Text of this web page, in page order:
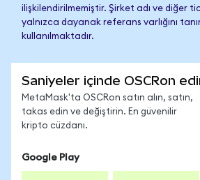
ilişkilendirilmemiştir. Şirket adı ve diğer
yalnızca dayanak referans varlığını
kullanılmaktadır.
Saniyeler içinde OSCRon
MetaMask'ta OSCRon satın alın, satın,
takas edin ve değiştirin. En güvenilir
kripto cüzdanı.
Google Play